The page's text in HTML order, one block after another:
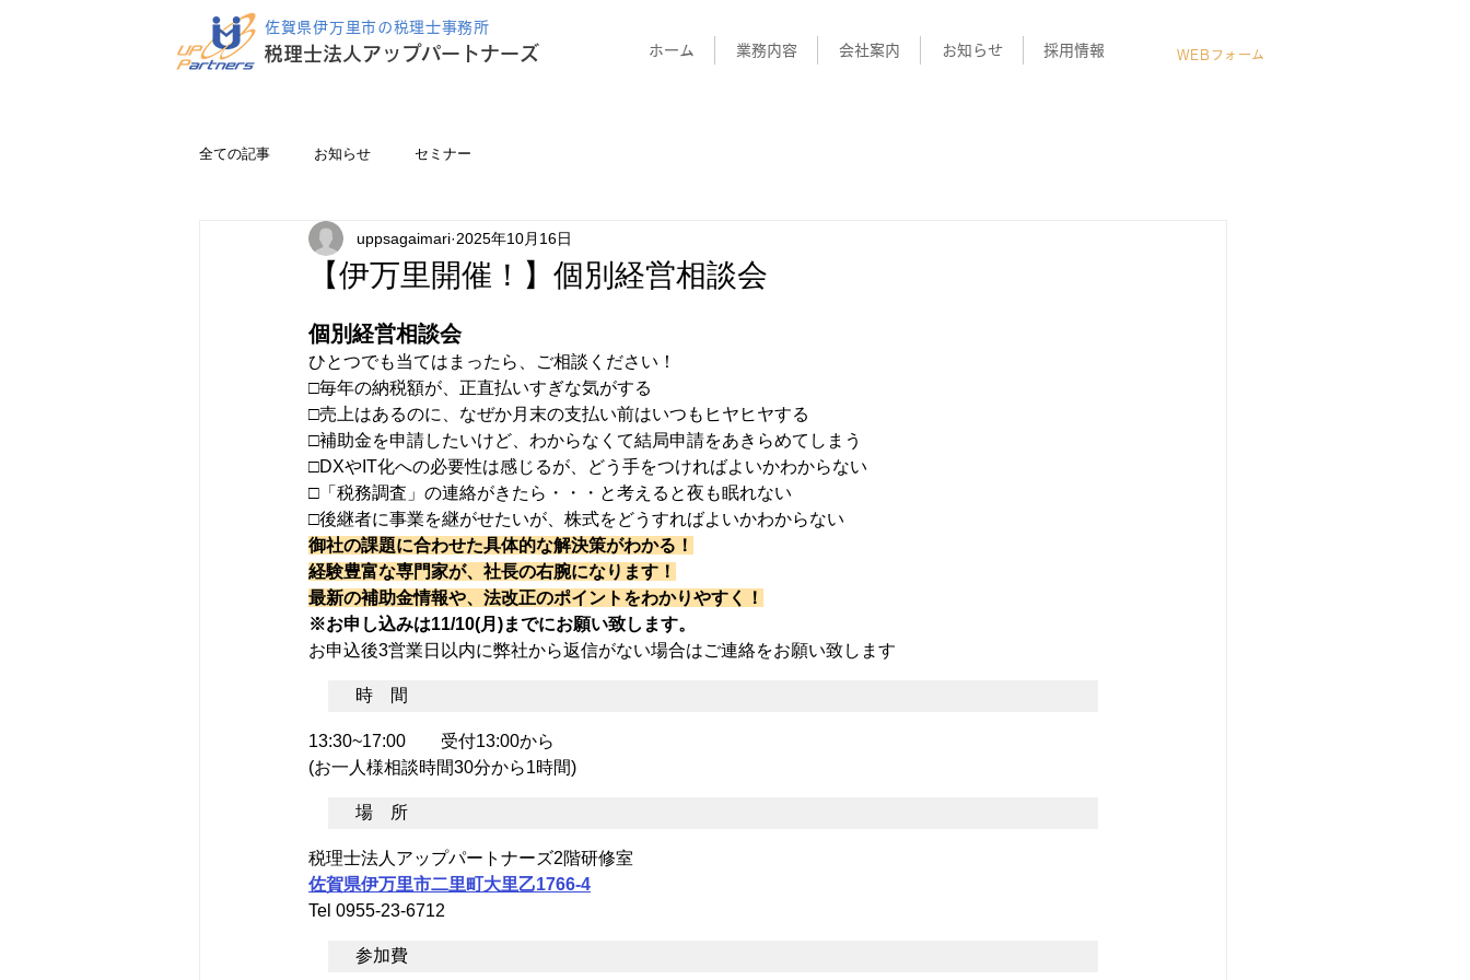
佐賀県伊万里市の税理士事務所
税理士法人アップパートナーズ ホーム 業務内容 会社案内 お知らせ 採用情報 WEBフォーム
全ての記事 お知らせ セミナー
【伊万里開催！】個別経営相談会
uppsagaimari 2025年10月16日
個別経営相談会
ひとつでも当てはまったら、ご相談ください！
□毎年の納税額が、正直払いすぎな気がする
□売上はあるのに、なぜか月末の支払い前はいつもヒヤヒヤする
□補助金を申請したいけど、わからなくて結局申請をあきらめてしまう
□DXやIT化への必要性は感じるが、どう手をつければよいかわからない
□「税務調査」の連絡がきたら・・・と考えると夜も眠れない
□後継者に事業を継がせたいが、株式をどうすればよいかわからない
御社の課題に合わせた具体的な解決策がわかる！
経験豊富な専門家が、社長の右腕になります！
最新の補助金情報や、法改正のポイントをわかりやすく！
※お申し込みは11/10(月)までにお願い致します。
お申込後3営業日以内に弊社から返信がない場合はご連絡をお願い致します
時　間
13:30~17:00　　受付13:00から
(お一人様相談時間30分から1時間)
場　所
税理士法人アップパートナーズ2階研修室
佐賀県伊万里市二里町大里乙1766-4
Tel 0955-23-6712
参加費